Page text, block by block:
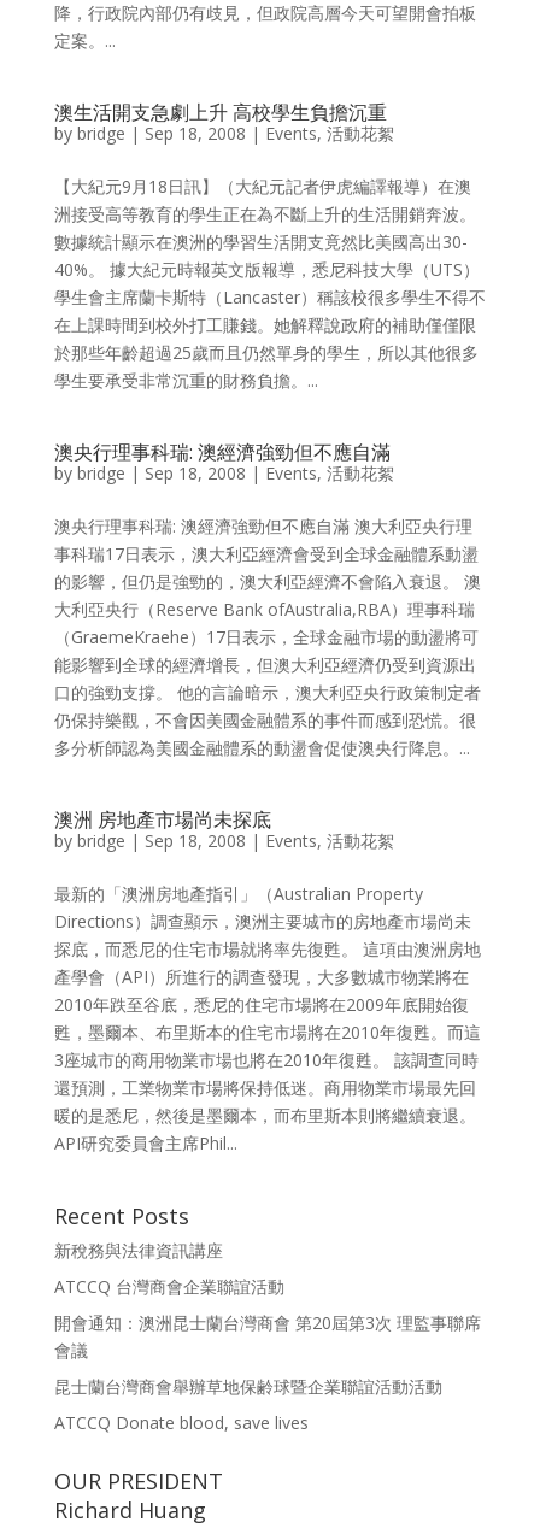
降，行政院內部仍有歧見，但政院高層今天可望開會拍板
定案。...
澳生活開支急劇上升 高校學生負擔沉重
by bridge | Sep 18, 2008 | Events, 活動花絮
【大紀元9月18日訊】（大紀元記者伊虎編譯報導）在澳
洲接受高等教育的學生正在為不斷上升的生活開銷奔波。
數據統計顯示在澳洲的學習生活開支竟然比美國高出30-
40%。 據大紀元時報英文版報導，悉尼科技大學（UTS）
學生會主席蘭卡斯特（Lancaster）稱該校很多學生不得不
在上課時間到校外打工賺錢。她解釋說政府的補助僅僅限
於那些年齡超過25歲而且仍然單身的學生，所以其他很多
學生要承受非常沉重的財務負擔。...
澳央行理事科瑞: 澳經濟強勁但不應自滿
by bridge | Sep 18, 2008 | Events, 活動花絮
澳央行理事科瑞: 澳經濟強勁但不應自滿 澳大利亞央行理
事科瑞17日表示，澳大利亞經濟會受到全球金融體系動盪
的影響，但仍是強勁的，澳大利亞經濟不會陷入衰退。 澳
大利亞央行（Reserve Bank ofAustralia,RBA）理事科瑞
（GraemeKraehe）17日表示，全球金融市場的動盪將可
能影響到全球的經濟增長，但澳大利亞經濟仍受到資源出
口的強勁支撐。 他的言論暗示，澳大利亞央行政策制定者
仍保持樂觀，不會因美國金融體系的事件而感到恐慌。很
多分析師認為美國金融體系的動盪會促使澳央行降息。...
澳洲 房地產市場尚未探底
by bridge | Sep 18, 2008 | Events, 活動花絮
最新的「澳洲房地產指引」（Australian Property
Directions）調查顯示，澳洲主要城市的房地產市場尚未
探底，而悉尼的住宅市場就將率先復甦。 這項由澳洲房地
產學會（API）所進行的調查發現，大多數城市物業將在
2010年跌至谷底，悉尼的住宅市場將在2009年底開始復
甦，墨爾本、布里斯本的住宅市場將在2010年復甦。而這
3座城市的商用物業市場也將在2010年復甦。 該調查同時
還預測，工業物業市場將保持低迷。商用物業市場最先回
暖的是悉尼，然後是墨爾本，而布里斯本則將繼續衰退。
API研究委員會主席Phil...
Recent Posts
新稅務與法律資訊講座
ATCCQ 台灣商會企業聯誼活動
開會通知：澳洲昆士蘭台灣商會 第20屆第3次 理監事聯席
會議
昆士蘭台灣商會舉辦草地保齢球暨企業聯誼活動活動
ATCCQ Donate blood, save lives
OUR PRESIDENT
Richard Huang